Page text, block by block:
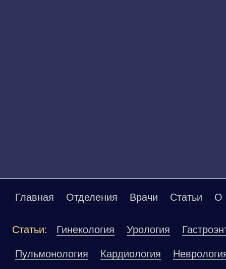
Главная Отделения Врачи Статьи О
Статьи: Гинекология Урология
Пульмонология Кардиология